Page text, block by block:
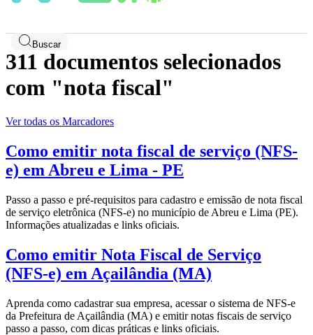
Buscar
311 documentos selecionados
com "nota fiscal"
Ver todas os Marcadores
Como emitir nota fiscal de serviço (NFS-
e) em Abreu e Lima - PE
Passo a passo e pré-requisitos para cadastro e emissão de nota fiscal
de serviço eletrônica (NFS-e) no município de Abreu e Lima (PE).
Informações atualizadas e links oficiais.
Como emitir Nota Fiscal de Serviço
(NFS-e) em Açailândia (MA)
Aprenda como cadastrar sua empresa, acessar o sistema de NFS-e
da Prefeitura de Açailândia (MA) e emitir notas fiscais de serviço
passo a passo, com dicas práticas e links oficiais.